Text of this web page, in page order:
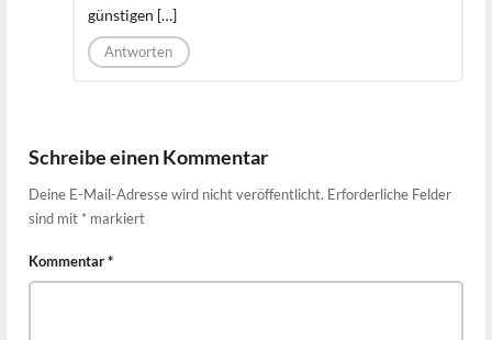
günstigen […]
Antworten
Schreibe einen Kommentar
Deine E-Mail-Adresse wird nicht veröffentlicht. Erforderliche Felder
sind mit * markiert
Kommentar*